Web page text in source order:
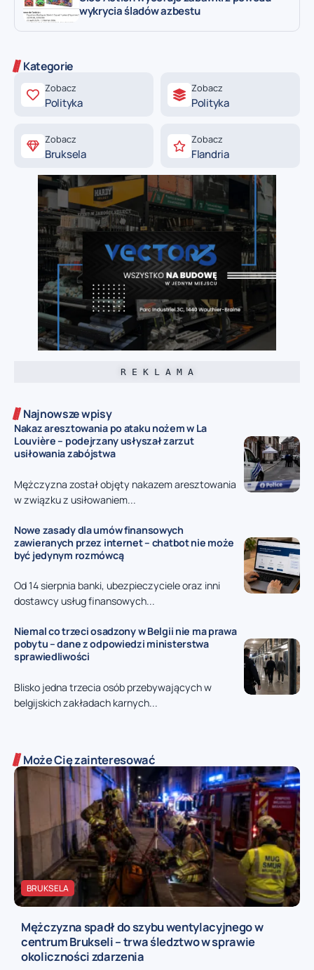
wykrycia śladów azbestu
Kategorie
Zobacz
Polityka
Zobacz
Polityka
Zobacz
Bruksela
Zobacz
Flandria
R E K L A M A
Najnowsze wpisy
Nakaz aresztowania po ataku nożem w La
Louvière – podejrzany usłyszał zarzut
usiłowania zabójstwa
Mężczyzna został objęty nakazem aresztowania
w związku z usiłowaniem...
Nowe zasady dla umów finansowych
zawieranych przez internet – chatbot nie może
być jedynym rozmówcą
Od 14 sierpnia banki, ubezpieczyciele oraz inni
dostawcy usług finansowych...
Niemal co trzeci osadzony w Belgii nie ma prawa
pobytu – dane z odpowiedzi ministerstwa
sprawiedliwości
Blisko jedna trzecia osób przebywających w
belgijskich zakładach karnych...
Może Cię zainteresować
BRUKSELA
Mężczyzna spadł do szybu wentylacyjnego w
centrum Brukseli – trwa śledztwo w sprawie
okoliczności zdarzenia